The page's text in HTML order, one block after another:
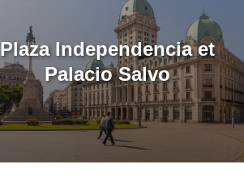
Plaza Independencia et
Palacio Salvo